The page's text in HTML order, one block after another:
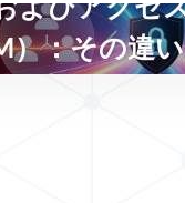
よびアクセ
）：その違